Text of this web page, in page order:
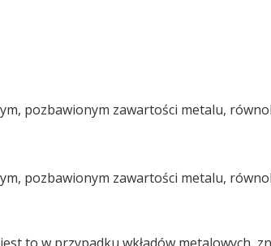
pozbawionym zawartości metalu,
pozbawionym zawartości metalu,